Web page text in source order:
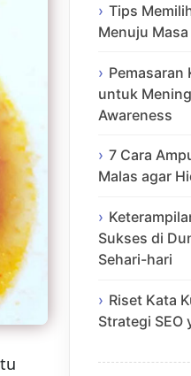
Tips
Menuju
Pemasaran
untuk
Awareness
7 Cara
Malas agar
Sukses di
Sehari-hari
Riset Kata
Strategi SEO